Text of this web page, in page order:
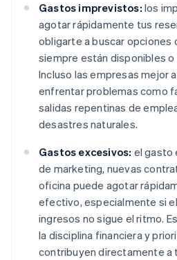
Gastos imprevistos: los
agotar rápidamente tus
obligarte a buscar opciones
siempre están disponibles o
Incluso las empresas mejor
enfrentar problemas como
salidas repentinas de
desastres naturales.
Gastos excesivos: el gasto
de marketing, nuevas
oficina puede agotar
efectivo, especialmente si
ingresos no sigue el ritmo.
la disciplina financiera y
contribuyen directamente a